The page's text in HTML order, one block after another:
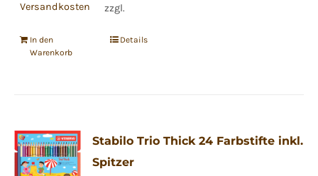
zzgl.
Versandkosten
In den
Warenkorb
Details
Stabilo Trio Thick 24 Farbstifte inkl.
Spitzer